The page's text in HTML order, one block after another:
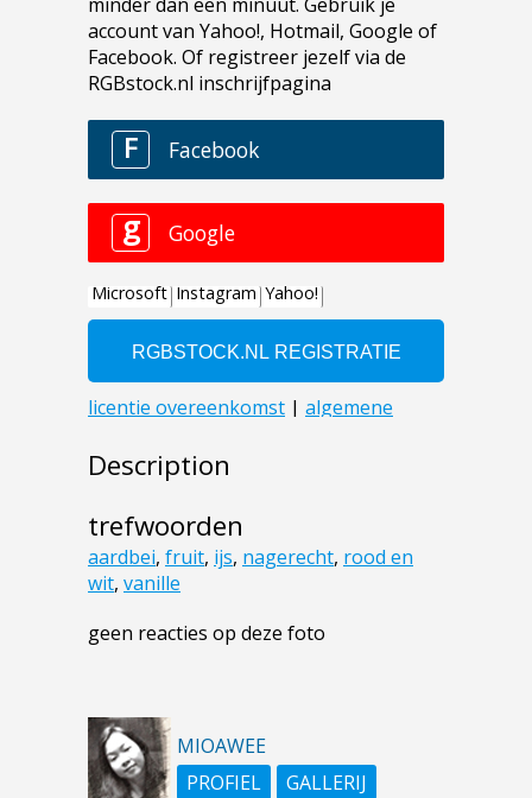
Description
trefwoorden
aardbei, fruit, ijs, nagerecht, rood en
wit, vanille
geen reacties op deze foto
MIOAWEE
PROFIEL
GALLERIJ